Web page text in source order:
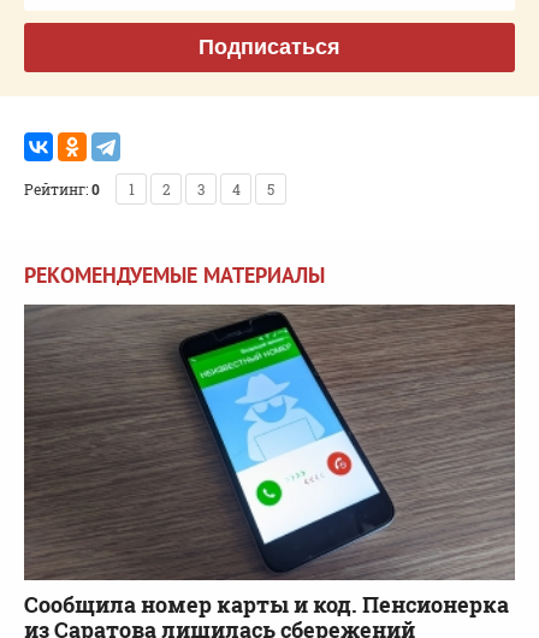
Подписаться
Рейтинг:0 1 2 3 4 5
РЕКОМЕНДУЕМЫЕ МАТЕРИАЛЫ
Сообщила номер карты и код. Пенсионерка
из Саратова лишилась сбережений